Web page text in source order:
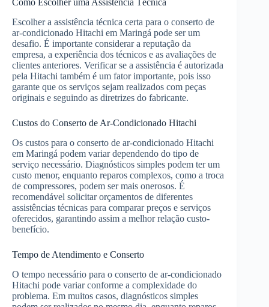
Como Escolher uma Assistência Técnica
Escolher a assistência técnica certa para o conserto de
ar-condicionado Hitachi em Maringá pode ser um
desafio. É importante considerar a reputação da
empresa, a experiência dos técnicos e as avaliações de
clientes anteriores. Verificar se a assistência é autorizada
pela Hitachi também é um fator importante, pois isso
garante que os serviços sejam realizados com peças
originais e seguindo as diretrizes do fabricante.
Custos do Conserto de Ar-Condicionado Hitachi
Os custos para o conserto de ar-condicionado Hitachi
em Maringá podem variar dependendo do tipo de
serviço necessário. Diagnósticos simples podem ter um
custo menor, enquanto reparos complexos, como a troca
de compressores, podem ser mais onerosos. É
recomendável solicitar orçamentos de diferentes
assistências técnicas para comparar preços e serviços
oferecidos, garantindo assim a melhor relação custo-
benefício.
Tempo de Atendimento e Conserto
O tempo necessário para o conserto de ar-condicionado
Hitachi pode variar conforme a complexidade do
problema. Em muitos casos, diagnósticos simples